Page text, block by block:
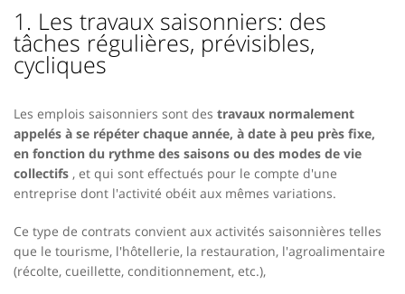
1. Les travaux saisonniers: des
tâches régulières, prévisibles,
cycliques
Les emplois saisonniers sont des travaux normalement
appelés à se répéter chaque année, à date à peu près fixe,
en fonction du rythme des saisons ou des modes de vie
collectifs , et qui sont effectués pour le compte d'une
entreprise dont l'activité obéit aux mêmes variations.
Ce type de contrats convient aux activités saisonnières telles
que le tourisme, l'hôtellerie, la restauration, l'agroalimentaire
(récolte, cueillette, conditionnement, etc.),